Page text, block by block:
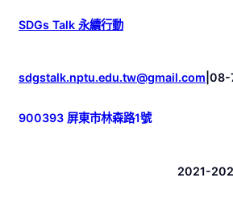
SDGs Talk 永續行動
sdgstalk.nptu.edu.tw@gmail.com 08-
900393 屏東市林森路1號
2021-